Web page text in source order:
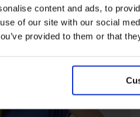
content and ads, to
of our site with our social
provided to them or that